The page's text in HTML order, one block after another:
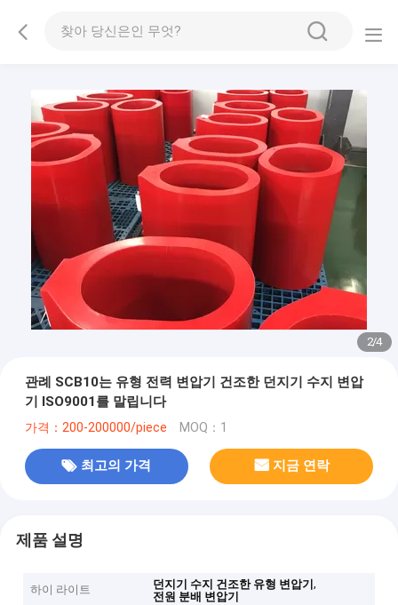
2/4
관례 SCB10는 유형 전력 변압기 건조한 던지기 수지 변압
기 ISO9001를 말립니다
가격：200-200000/piece MOQ：1
최고의 가격 지금 연락
제품 설명
하이 라이트 던지기 수지 건조한 유형 변압기,
전원 분배 변압기